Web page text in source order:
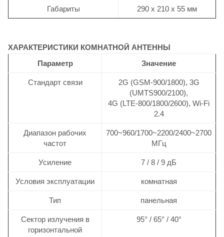
Габариты 290 х 210 х 55 мм
ХАРАКТЕРИСТИКИ КОМНАТНОЙ АНТЕННЫ
Параметр
Значение
Стандарт связи
2G (GSM-900/1800), 3G
(UMTS900/2100),
4G (LTE-800/1800/2600), Wi-Fi
2.4
Диапазон рабочих
частот
700~960/1700~2200/2400~2700
МГц
Усиление 7 / 8 / 9 дБ
Условия эксплуатации комнатная
Тип панельная
Сектор излучения в
горизонтальной
95° / 65° / 40°